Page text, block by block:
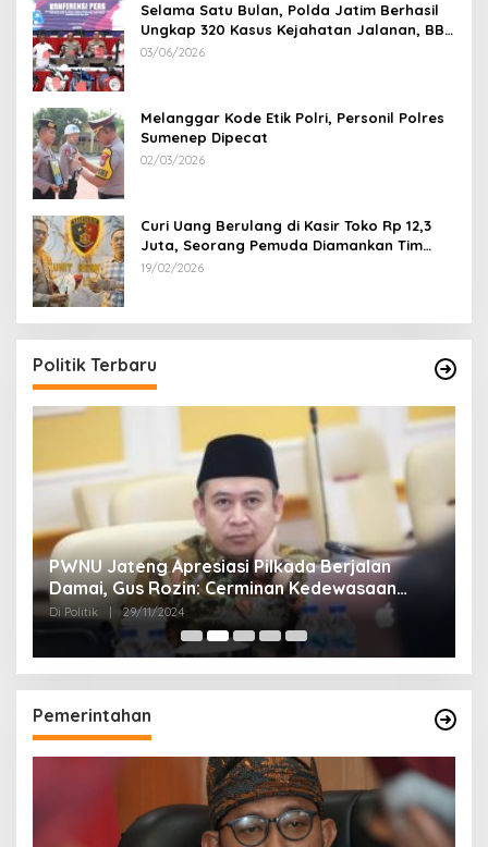
Selama Satu Bulan, Polda Jatim Berhasil
Ungkap 320 Kasus Kejahatan Jalanan, BB
100 Sepeda Motor dan 12 Mobil Diamankan
03/06/2026
Melanggar Kode Etik Polri, Personil Polres
Sumenep Dipecat
02/03/2026
Curi Uang Berulang di Kasir Toko Rp 12,3
Juta, Seorang Pemuda Diamankan Tim
Reskrim Polsek Lenteng Sumenep
19/02/2026
Politik Terbaru
PWNU Jateng Apresiasi Pilkada Berjalan
Damai, Gus Rozin: Cerminan Kedewasaan
Politik Masyarakat
Di Politik | 29/11/2024
Pemerintahan